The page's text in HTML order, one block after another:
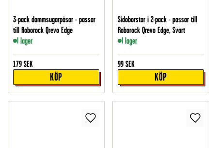
3-pack dammsugarpåsar - passar
till Roborock Qrevo Edge
I lager
179 SEK
KÖP
Sidoborstar i 2-pack - passar till
Roborock Qrevo Edge, Svart
I lager
99 SEK
KÖP